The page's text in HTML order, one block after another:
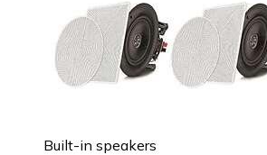
Built-in speakers